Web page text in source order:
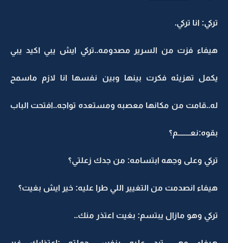
تركي: انا تركي.
هيفاء فزت من السرير مصدومه..تركي ايش يبي اكيد يبي
يكمل تهزيئه فكرت بينها وبين نفسها انا لازم ماسمح
له..قامت من مكانها معصبه ومستعده تواجه..افتحت الباب
بقوه:نعــــــــم؟
تركي وعلى وجهه ابتسامه: من جدك زعلتي؟
هيفاء انصدمت من التغيير اللي طرا عليه: خير ايش بغيت؟
تركي وهو مازال يبتسم: بغيت اعتذر منك..